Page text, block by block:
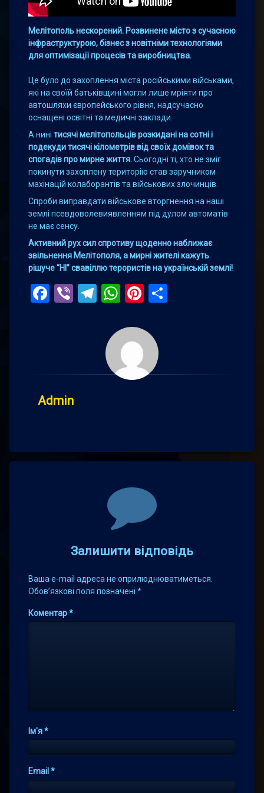
Мелітополь нескорений. Розвинене місто з сучасною
інфраструктурою, бізнес з новітніми технологіями
для оптимізації процесів та виробництва.
Це було до захоплення міста російськими військами,
які на своїй батьківщині могли лише мріяти про
автошляхи європейського рівня, надсучасно
оснащені освітні та медичні заклади.
А нині тисячі мелітопольців розкидані на сотні і
подекуди тисячі кілометрів від своїх домівок та
спогадів про мирне життя.Сьогодні ті, хто не зміг
покинути захоплену територію став заручником
махінацій колаборантів та військових злочинців.
Спроби виправдати військове вторгнення на наші
землі псевдоволевиявленням під дулом автоматів
не має сенсу.
Активний рух сил спротиву щоденно наближає
звільнення Мелітополя, а мирні жителі кажуть
рішуче “НІ” свавіллю терористів на українській землі!
Facebook
ViberTelegram
WhatsApp
Pinterest
Admin
Залишити відповідь
Ваша e-mail адреса не оприлюднюватиметься.
Обов’язкові поля позначені *
Коментар*
Ім'я*
Email *